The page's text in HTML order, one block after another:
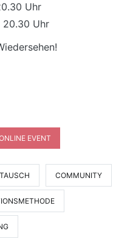
Uhr
20.30 Uhr
EVENT
COMMUNITY